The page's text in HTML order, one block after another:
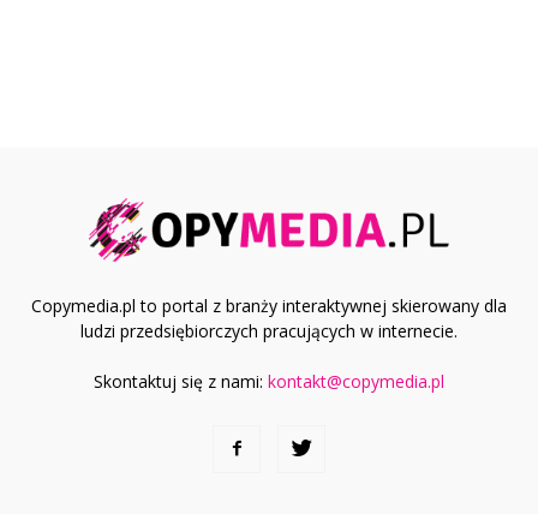
Copymedia.pl to portal z branży interaktywnej skierowany dla
ludzi przedsiębiorczych pracujących w internecie.
Skontaktuj się z nami: kontakt@copymedia.pl